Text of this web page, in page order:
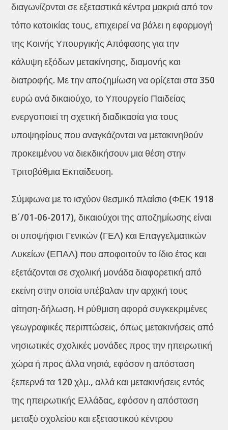
διαγωνίζονται σε εξεταστικά κέντρα μακριά από τον
τόπο κατοικίας τους, επιχειρεί να βάλει η εφαρμογή
της Κοινής Υπουργικής Απόφασης για την
κάλυψη εξόδων μετακίνησης, διαμονής και
διατροφής. Με την αποζημίωση να ορίζεται στα 350
ευρώ ανά δικαιούχο, το Υπουργείο Παιδείας
ενεργοποιεί τη σχετική διαδικασία για τους
υποψηφίους που αναγκάζονται να μετακινηθούν
προκειμένου να διεκδικήσουν μια θέση στην
Τριτοβάθμια Εκπαίδευση.
Σύμφωνα με το ισχύον θεσμικό πλαίσιο (ΦΕΚ 1918
Β΄/01-06-2017), δικαιούχοι της αποζημίωσης είναι
οι υποψήφιοι Γενικών (ΓΕΛ) και Επαγγελματικών
Λυκείων (ΕΠΑΛ) που αποφοιτούν το ίδιο έτος και
εξετάζονται σε σχολική μονάδα διαφορετική από
εκείνη στην οποία υπέβαλαν την αρχική τους
αίτηση-δήλωση. Η ρύθμιση αφορά συγκεκριμένες
γεωγραφικές περιπτώσεις, όπως μετακινήσεις από
νησιωτικές σχολικές μονάδες προς την ηπειρωτική
χώρα ή προς άλλα νησιά, εφόσον η απόσταση
ξεπερνά τα 120 χλμ., αλλά και μετακινήσεις εντός
της ηπειρωτικής Ελλάδας, εφόσον η απόσταση
μεταξύ σχολείου και εξεταστικού κέντρου